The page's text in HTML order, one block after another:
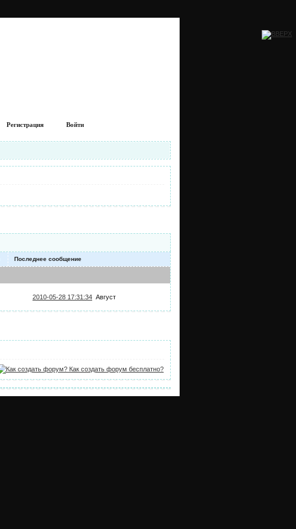
Регистрация Войти
Последнее сообщение
2010-05-28 17:31:34 Август